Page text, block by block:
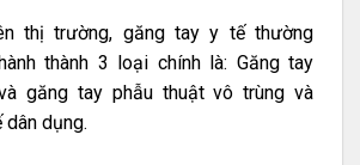
thị trường, găng tay y tế thường
thành 3 loại chính là: Găng tay
găng tay phẫu thuật vô trùng và
dụng.